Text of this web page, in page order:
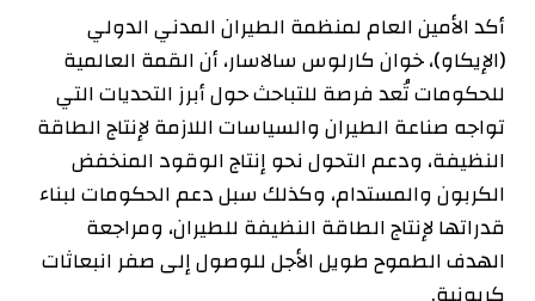
أكد الأمين العام لمنظمة الطيران المدني الدولي
(الإيكاو)، خوان كارلوس سالاسار، أن القمة العالمية
للحكومات تُعد فرصة للتباحث حول أبرز التحديات التي
تواجه صناعة الطيران والسياسات اللازمة لإنتاج الطاقة
النظيفة، ودعم التحول نحو إنتاج الوقود المنخفض
الكربون والمستدام، وكذلك سبل دعم الحكومات لبناء
قدراتها لإنتاج الطاقة النظيفة للطيران، ومراجعة
الهدف الطموح طويل الأجل للوصول إلى صفر انبعاثات